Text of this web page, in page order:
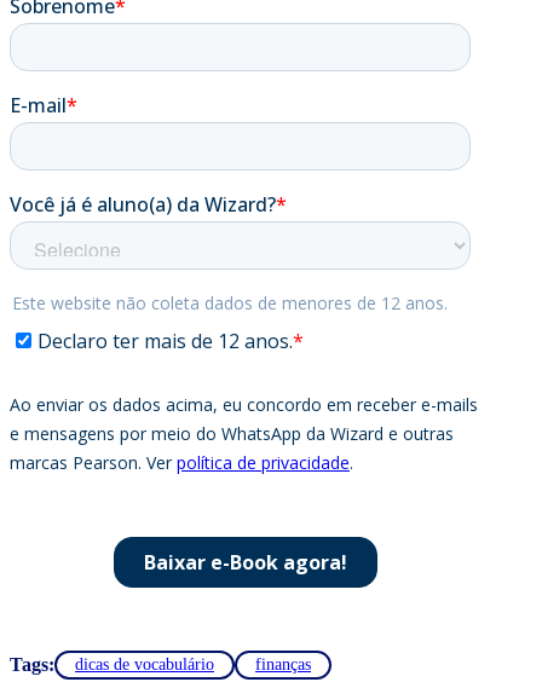
Tags: dicas de vocabulário finanças